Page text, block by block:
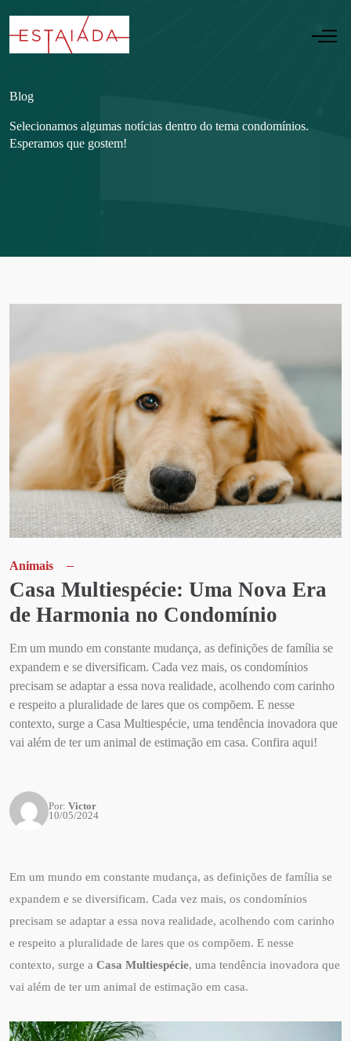
Blog
Selecionamos algumas notícias dentro do tema condomínios.
Esperamos que gostem!
Animais
Casa Multiespécie: Uma Nova Era
de Harmonia no Condomínio
Em um mundo em constante mudança, as definições de família se
expandem e se diversificam. Cada vez mais, os condomínios
precisam se adaptar a essa nova realidade, acolhendo com carinho
e respeito a pluralidade de lares que os compõem. E nesse
contexto, surge a Casa Multiespécie, uma tendência inovadora que
vai além de ter um animal de estimação em casa. Confira aqui!
Por: Victor
10/05/2024
Em um mundo em constante mudança, as definições de família se
expandem e se diversificam. Cada vez mais, os condomínios
precisam se adaptar a essa nova realidade, acolhendo com carinho
e respeito a pluralidade de lares que os compõem. E nesse
contexto, surge a Casa Multiespécie, uma tendência inovadora que
vai além de ter um animal de estimação em casa.